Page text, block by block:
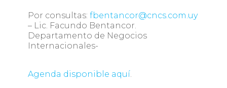
Por consultas: fbentancor@cncs.com.uy
– Lic. Facundo Bentancor.
Departamento de Negocios
Internacionales-
Agenda disponible aquí.